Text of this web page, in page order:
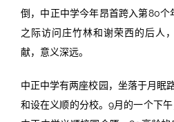
倒，中正中学今年昂首跨入第80
之际访问庄竹林和谢荣西的后人
献，意义深远。
中正中学有两座校园，坐落于月眠
和设在义顺的分校。9月的一个下